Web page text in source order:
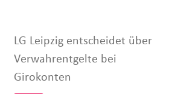
LG Leipzig entscheidet über
Verwahrentgelte bei
Girokonten